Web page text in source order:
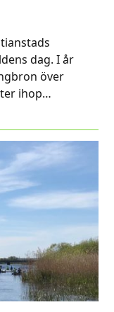
dag. I år
över
ihop…